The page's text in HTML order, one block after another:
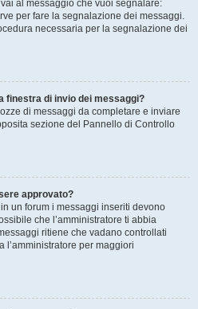
al messaggio che vuoi segnalare:
per fare la segnalazione dei messaggi.
necessaria per la segnalazione dei
finestra di invio dei messaggi?
di messaggi da completare e inviare
sezione del Pannello di Controllo
approvato?
un forum i messaggi inseriti devono
che l’amministratore ti abbia
ritiene che vadano controllati
l’amministratore per maggiori